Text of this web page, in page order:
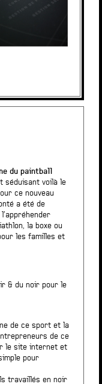
du paintball
séduisant voilà le
ce nouveau
a été de
la boxe ou
les familles et
& du noir pour le
de ce sport et la
de ce
le site internet et
pour
travaillés en noir